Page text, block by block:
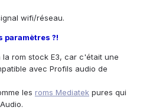
wifi/réseau.
paramètres ?!
rom stock E3, car c'était une
avec Profils audio de
les roms Mediatek pures qui